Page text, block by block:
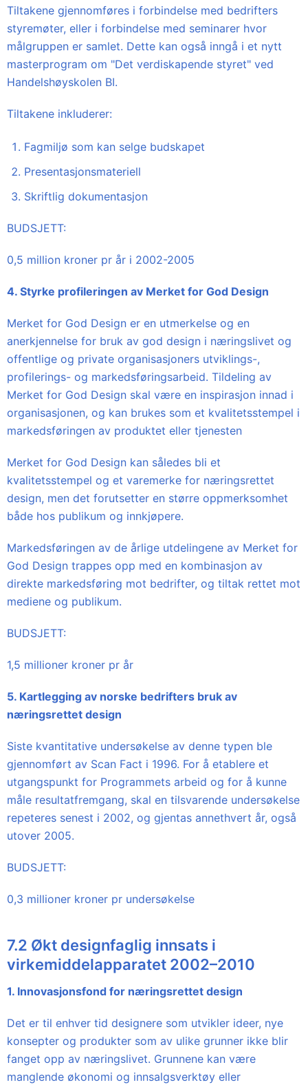
Tiltakene gjennomføres i forbindelse med bedrifters
styremøter, eller i forbindelse med seminarer hvor
målgruppen er samlet. Dette kan også inngå i et nytt
masterprogram om "Det verdiskapende styret" ved
Handelshøyskolen BI.
Tiltakene inkluderer:
Fagmiljø som kan selge budskapet
Presentasjonsmateriell
Skriftlig dokumentasjon
BUDSJETT:
0,5 million kroner pr år i 2002-2005
4. Styrke profileringen av Merket for God Design
Merket for God Design er en utmerkelse og en
anerkjennelse for bruk av god design i næringslivet og
offentlige og private organisasjoners utviklings-,
profilerings- og markedsføringsarbeid. Tildeling av
Merket for God Design skal være en inspirasjon innad i
organisasjonen, og kan brukes som et kvalitetsstempel i
markedsføringen av produktet eller tjenesten
Merket for God Design kan således bli et
kvalitetsstempel og et varemerke for næringsrettet
design, men det forutsetter en større oppmerksomhet
både hos publikum og innkjøpere.
Markedsføringen av de årlige utdelingene av Merket for
God Design trappes opp med en kombinasjon av
direkte markedsføring mot bedrifter, og tiltak rettet mot
mediene og publikum.
BUDSJETT:
1,5 millioner kroner pr år
5. Kartlegging av norske bedrifters bruk av
næringsrettet design
Siste kvantitative undersøkelse av denne typen ble
gjennomført av Scan Fact i 1996. For å etablere et
utgangspunkt for Programmets arbeid og for å kunne
måle resultatfremgang, skal en tilsvarende undersøkelse
repeteres senest i 2002, og gjentas annethvert år, også
utover 2005.
BUDSJETT:
0,3 millioner kroner pr undersøkelse
7.2 Økt designfaglig innsats i
virkemiddelapparatet 2002–2010
1. Innovasjonsfond for næringsrettet design
Det er til enhver tid designere som utvikler ideer, nye
konsepter og produkter som av ulike grunner ikke blir
fanget opp av næringslivet. Grunnene kan være
manglende økonomi og innsalgsverktøy eller